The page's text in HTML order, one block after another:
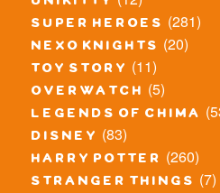
super heroes (281)
nexo knights (20)
toy story (11)
overwatch (5)
legends of chima
disney (83)
harry potter (260)
stranger things (7)